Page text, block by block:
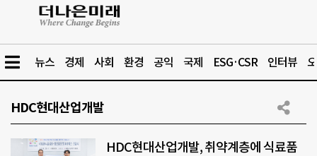
뉴스 경제 사회 환경 공익 국제 ESG·CSR 인터뷰
HDC현대산업개발
HDC현대산업개발, 취약계층에 식료품